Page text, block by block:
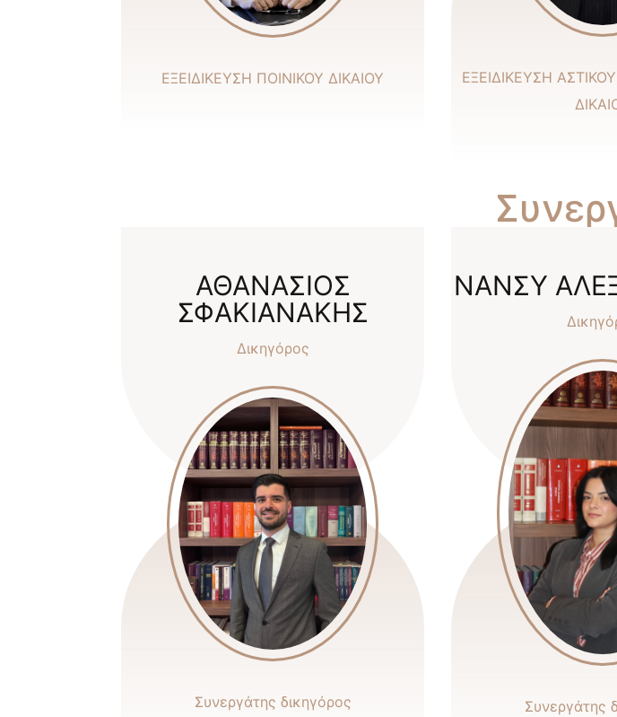
ΕΞΕΙΔΙΚΕΥΣΗ ΠΟΙΝΙΚΟΥ ΔΙΚΑΙΟΥ
ΕΞΕΙΔΙΚΕΥΣΗ
ΑΘΑΝΑΣΙΟΣ
ΣΦΑΚΙΑΝΑΚΗΣ
Δικηγόρος
Συνεργάτης δικηγόρος
ΝΑΝΣΥ
Συνεργάτης